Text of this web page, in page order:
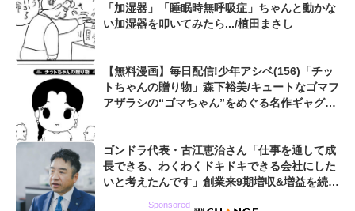
「加湿器」「睡眠時無呼吸症」ちゃんと動かな
い加湿器を叩いてみたら.../植田まさし
【無料漫画】毎日配信!少年アシベ(156)「チッ
トちゃんの贈り物」森下裕美/キュートなゴマフ
アザラシの“ゴマちゃん”をめぐる名作ギャグ4
ゴンドラ代表・古江恵治さん「仕事を通して成
長できる、わくわくドキドキできる会社にした
いと考えたんです」創業来9期増収&増益を続け
Sponsored